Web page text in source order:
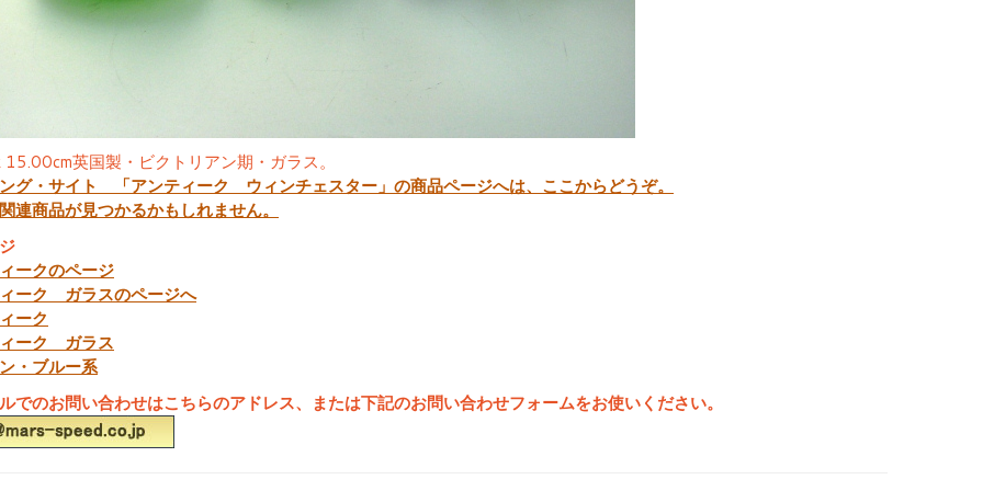
英国製・ビクトリアン期・ガラス。
グ・サイト 「アンティーク ウィンチェスター」の商品ページへは、ここからどうぞ。
連商品が見つかるかもしれません。
ークのページ
ーク ガラスのページへ
ーク
ーク ガラス
・ブルー系
でのお問い合わせはこちらのアドレス、または下記のお問い合わせフォームをお使いください。